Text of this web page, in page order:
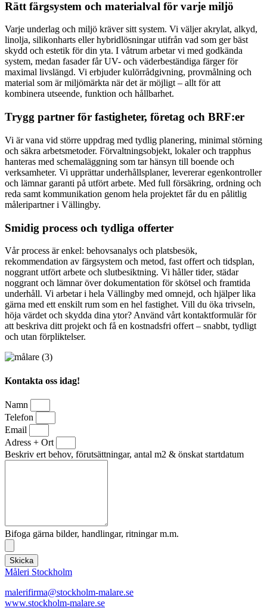
Rätt färgsystem och materialval för varje miljö
Varje underlag och miljö kräver sitt system. Vi väljer akrylat, alkyd,
linolja, silikonharts eller hybridlösningar utifrån vad som ger bäst
skydd och estetik för din yta. I våtrum arbetar vi med godkända
system, medan fasader får UV- och väderbeständiga färger för
maximal livslängd. Vi erbjuder kulörrådgivning, provmålning och
material som är miljömärkta när det är möjligt – allt för att
kombinera utseende, funktion och hållbarhet.
Trygg partner för fastigheter, företag och BRF:er
Vi är vana vid större uppdrag med tydlig planering, minimal störning
och säkra arbetsmetoder. Förvaltningsobjekt, lokaler och trapphus
hanteras med schemaläggning som tar hänsyn till boende och
verksamheter. Vi upprättar underhållsplaner, levererar egenkontroller
och lämnar garanti på utfört arbete. Med full försäkring, ordning och
reda samt kommunikation genom hela projektet får du en pålitlig
måleripartner i Vällingby.
Smidig process och tydliga offerter
Vår process är enkel: behovsanalys och platsbesök,
rekommendation av färgsystem och metod, fast offert och tidsplan,
noggrant utfört arbete och slutbesiktning. Vi håller tider, städar
noggrant och lämnar över dokumentation för skötsel och framtida
underhåll. Vi arbetar i hela Vällingby med omnejd, och hjälper lika
gärna med ett enskilt rum som en hel fastighet. Vill du öka trivseln,
höja värdet och skydda dina ytor? Använd vårt kontaktformulär för
att beskriva ditt projekt och få en kostnadsfri offert – snabbt, tydligt
och utan förpliktelser.
Kontakta oss idag!
Namn
Telefon
Email
Adress + Ort
Beskriv ert behov, förutsättningar, antal m2 & önskat startdatum
Bifoga gärna bilder, handlingar, ritningar m.m.
Skicka
Måleri Stockholm
malerifirma@stockholm-malare.se
www.stockholm-malare.se